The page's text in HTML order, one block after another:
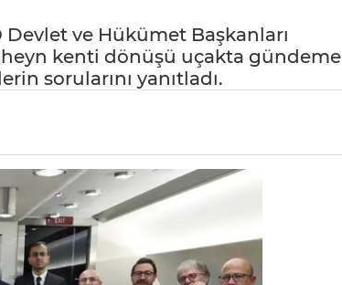
ve Hükümet Başkanları
kenti dönüşü uçakta gündeme
sorularını yanıtladı.